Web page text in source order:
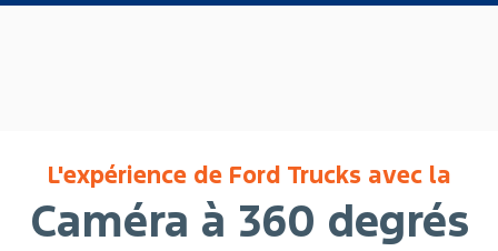
L'expérience de Ford Trucks avec la
Caméra à 360 degrés